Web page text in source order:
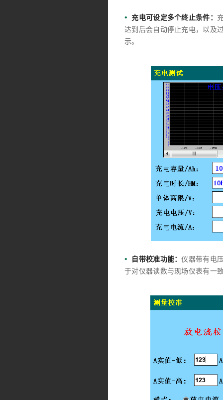
• 充电可设定多个终止条件：
达到后会自动停止充电，以及
示。
• 自带校准功能：仪器带有电
于对仪器读数与现场仪表有一